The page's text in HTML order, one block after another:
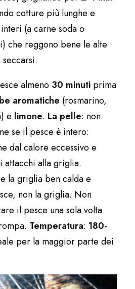
cotture più lunghe e
(a carne soda o
che reggono bene le alte
almeno 30 minuti prima
aromatiche (rosmarino,
e limone. La pelle: non
se il pesce è intero:
dal calore eccessivo e
attacchi alla griglia.
la griglia ben calda e
non la griglia. Non
il pesce una sola volta
Temperatura: 180-
per la maggior parte dei